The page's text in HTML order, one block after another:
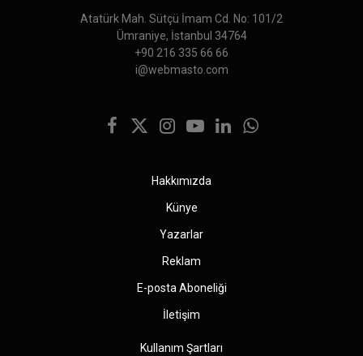
Atatürk Mah. Sütçü İmam Cd. No: 101/2
Ümraniye, İstanbul 34764
+90 216 335 66 66
i@webmasto.com
Facebook
X
Instagram
YouTubeLinkedInWhatsApp
Hakkımızda
Künye
Yazarlar
Reklam
E-posta Aboneliği
İletişim
Kullanım Şartları